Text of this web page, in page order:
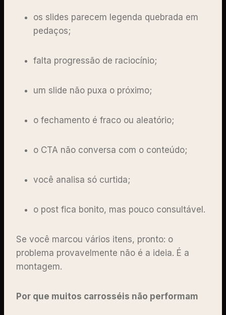
os slides parecem legenda quebrada em
pedaços;
falta progressão de raciocínio;
um slide não puxa o próximo;
o fechamento é fraco ou aleatório;
o CTA não conversa com o conteúdo;
você analisa só curtida;
o post fica bonito, mas pouco consultável.
Se você marcou vários itens, pronto: o
problema provavelmente não é a ideia. É a
montagem.
Por que muitos carrosséis não performam